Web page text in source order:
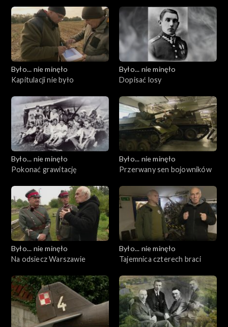
Było... nie minęło
Kapitulacji nie było
Było... nie minęło
Dopisać losy
Było... nie minęło
Pokonać grawitację
Było... nie minęło
Przerwany sen bojowników
Było... nie minęło
Na odsiecz Warszawie
Było... nie minęło
Tajemnica czterech braci